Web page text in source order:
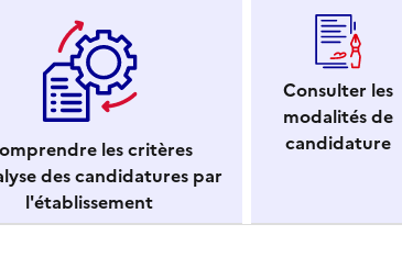
les critères
des candidatures par
l'établissement
Consulter les
modalités de
candidature